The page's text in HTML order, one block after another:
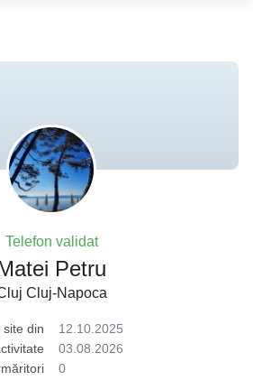
Telefon validat
Petru
Cluj-Napoca
site din
12.10.2025
03.08.2026
0